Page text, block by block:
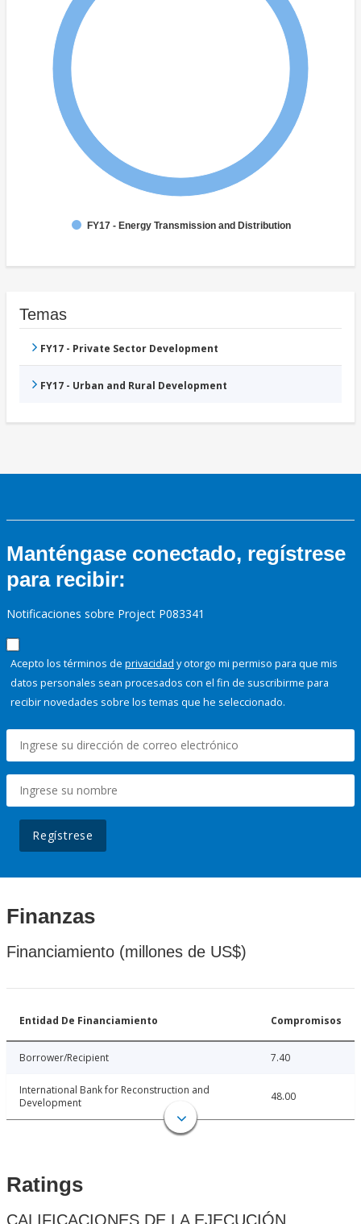
FY17 - Energy Transmission and Distribution
Temas
FY17 - Private Sector Development
FY17 - Urban and Rural Development
Manténgase conectado, regístrese
para recibir:
Notificaciones sobre Project P083341
Acepto los términos de privacidad y otorgo mi permiso para que mis
datos personales sean procesados con el fin de suscribirme para
recibir novedades sobre los temas que he seleccionado.
Regístrese
Finanzas
Financiamiento (millones de US$)
Entidad De Financiamiento Compromisos
Borrower/Recipient 7.40
International Bank for Reconstruction and
Development
48.00
Ratings
CALIFICACIONES DE LA EJECUCIÓN